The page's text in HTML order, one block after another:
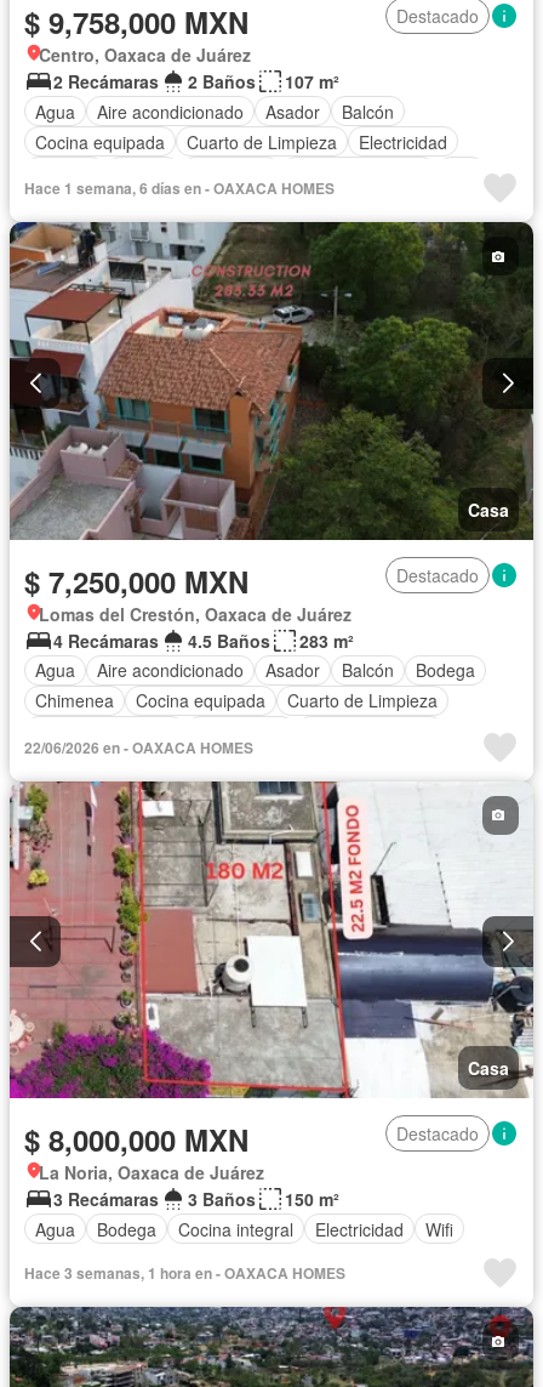
$ 9,758,000 MXN
Destacado
Centro, Oaxaca de Juárez
2 Recámaras
2 Baños
107 m²
Agua
Aire acondicionado Asador
Balcón
Cocina equipada
Cuarto de Limpieza
Electricidad
Zonas verdes
Sin amueblar
Hace 1 semana, 6 días en - OAXACA HOMES
Casa
$ 7,250,000 MXN
Destacado
Lomas del Crestón, Oaxaca de Juárez
4 Recámaras
4.5 Baños
283 m²
Agua
Aire acondicionado Asador Balcón
Bodega
Chimenea
Cocina equipada
Cuarto de Limpieza
Recámara con closet
Terraza
Parcialmente amueblado
22/06/2026 en - OAXACA HOMES
Casa
$ 8,000,000 MXN
Destacado
La Noria, Oaxaca de Juárez
3 Recámaras
3 Baños
150 m²
Agua
Bodega Cocina integral Electricidad Wifi
Hace 3 semanas, 1 hora en - OAXACA HOMES